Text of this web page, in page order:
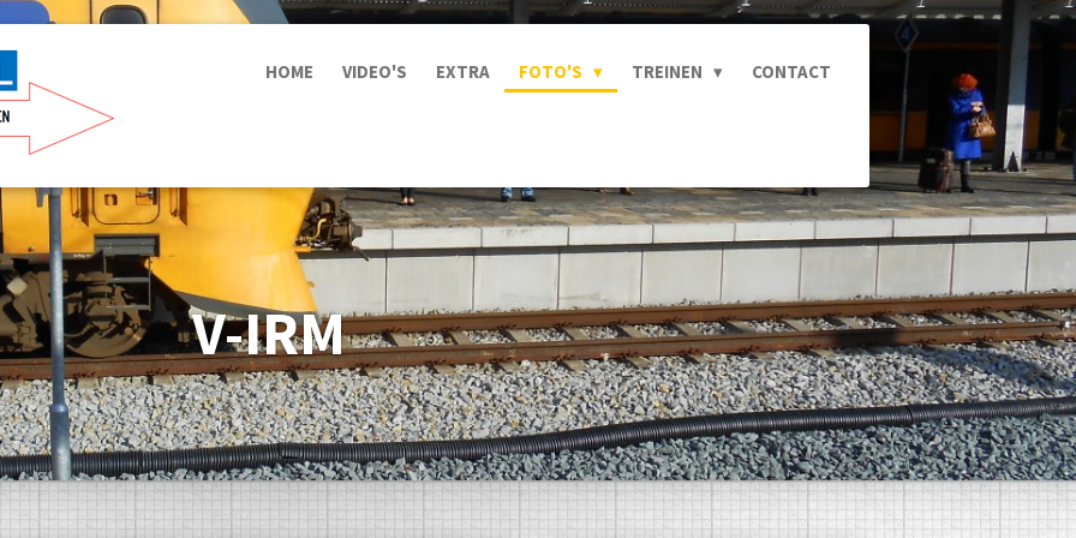
HOME VIDEO'S EXTRA FOTO'S TREINEN CONTACT
V-IRM